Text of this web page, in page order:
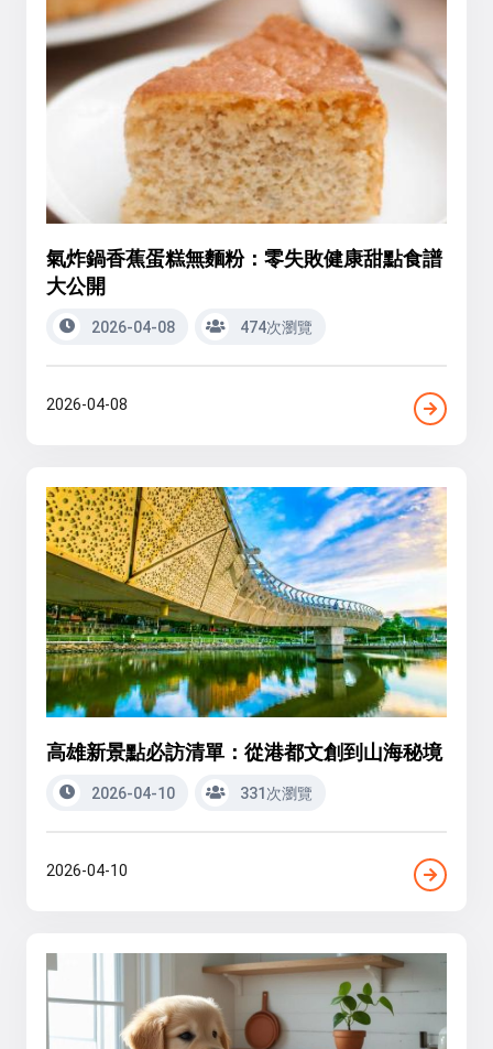
氣炸鍋香蕉蛋糕無麵粉：零失敗健康甜點食譜
大公開
2026-04-08 474次瀏覽
2026-04-08
高雄新景點必訪清單：從港都文創到山海秘境
2026-04-10 331次瀏覽
2026-04-10